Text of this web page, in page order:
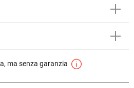
ma senza garanzia